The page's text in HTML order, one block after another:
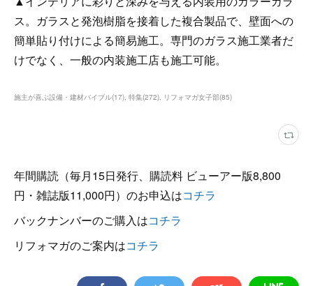
ス。ガラスと発泡樹脂を接着した複合製品で、壁面への
簡単貼り付けによる簡易施工。専門のガラス施工業者だ
けでなく、一般の内装施工店も施工可能。
施主が喜ぶ設備・建材バイブル(17) 特集(272) リフォマガ女子部(85)
年間購読（毎月15日発行、購読料 ビューアー版8,800
円・雑誌版11,000円）のお申込はコチラ
バックナンバーのご購入はコチラ
リフォマガのご案内はコチラ